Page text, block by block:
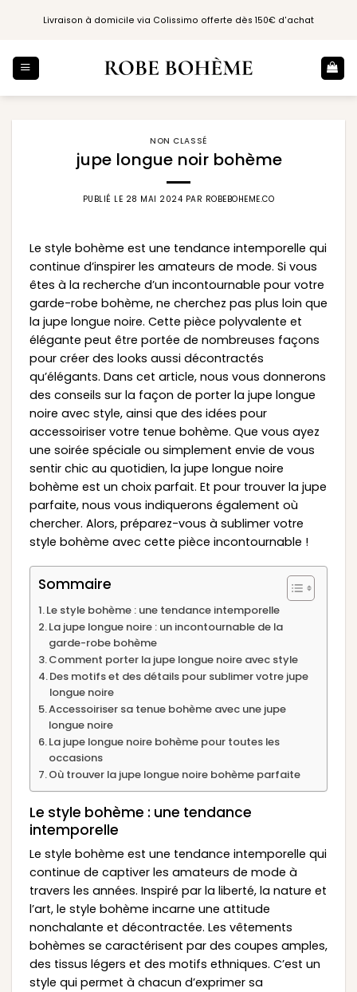
Livraison à domicile via Colissimo offerte dès 150€ d'achat
NON CLASSÉ
jupe longue noir bohème
PUBLIÉ LE 28 MAI 2024 PAR ROBEBOHEME.CO
Le style bohème est une tendance intemporelle qui
continue d’inspirer les amateurs de mode. Si vous
êtes à la recherche d’un incontournable pour votre
garde-robe bohème, ne cherchez pas plus loin que
la jupe longue noire. Cette pièce polyvalente et
élégante peut être portée de nombreuses façons
pour créer des looks aussi décontractés
qu’élégants. Dans cet article, nous vous donnerons
des conseils sur la façon de porter la jupe longue
noire avec style, ainsi que des idées pour
accessoiriser votre tenue bohème. Que vous ayez
une soirée spéciale ou simplement envie de vous
sentir chic au quotidien, la jupe longue noire
bohème est un choix parfait. Et pour trouver la jupe
parfaite, nous vous indiquerons également où
chercher. Alors, préparez-vous à sublimer votre
style bohème avec cette pièce incontournable !
Sommaire
Le style bohème : une tendance intemporelle
La jupe longue noire : un incontournable de la
garde-robe bohème
Comment porter la jupe longue noire avec style
Des motifs et des détails pour sublimer votre jupe
longue noire
Accessoiriser sa tenue bohème avec une jupe
longue noire
La jupe longue noire bohème pour toutes les
occasions
Où trouver la jupe longue noire bohème parfaite
Le style bohème : une tendance
intemporelle
Le style bohème est une tendance intemporelle qui
continue de captiver les amateurs de mode à
travers les années. Inspiré par la liberté, la nature et
l’art, le style bohème incarne une attitude
nonchalante et décontractée. Les vêtements
bohèmes se caractérisent par des coupes amples,
des tissus légers et des motifs ethniques. C’est un
style qui permet à chacun d’exprimer sa